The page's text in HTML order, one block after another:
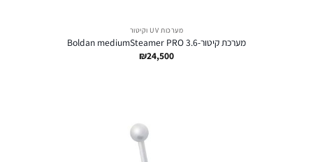
מערכות UV וקיטור
מערכת קיטור-Boldan mediumSteamer PRO 3.6
₪24,500